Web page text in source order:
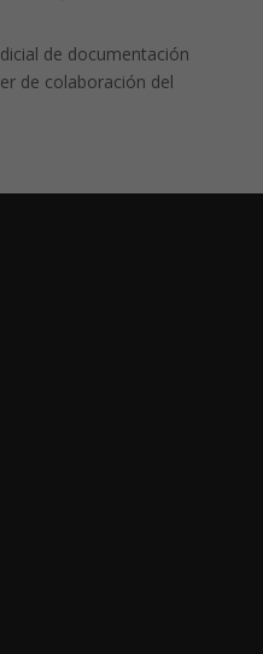
de documentación
de colaboración del